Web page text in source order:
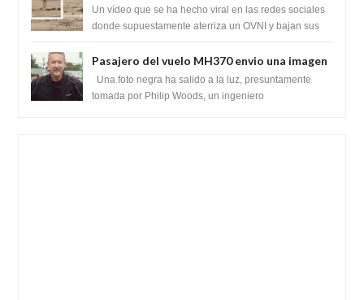
bajando de un OVNI en Arabia Saudita
Un vídeo que se ha hecho viral en las redes sociales
donde supuestamente aterriza un OVNI y bajan sus
Pasajero del vuelo MH370 envio una imagen
y texto desde la Isla Diego Garcia
Una foto negra ha salido a la luz, presuntamente
tomada por Philip Woods, un ingeniero